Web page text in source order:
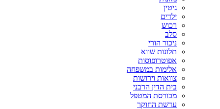
גיטין
ילדים
רכוש
סלב
ניכור הורי
תלונות שווא
אפוטרופוסות
אלימות במשפחה
צוואות וירושות
בית הדין הרבני
מכורסת המטפל
עדשת החוקר